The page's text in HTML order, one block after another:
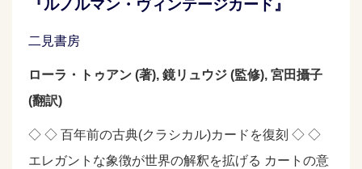
『ルノルマン・ヴィンテージカード』
二見書房
ローラ・トゥアン (著), 鏡リュウジ (監修), 宮田攝子
(翻訳)
◇ ◇ 百年前の古典(クラシカル)カードを復刻 ◇ ◇
エレガントな象徴が世界の解釈を拡げる カートの意